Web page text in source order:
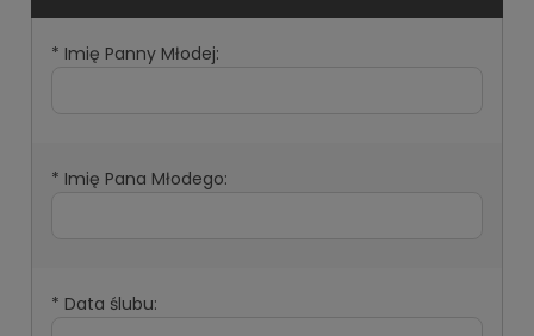
* Imię Panny Młodej:
* Imię Pana Młodego:
* Data ślubu: